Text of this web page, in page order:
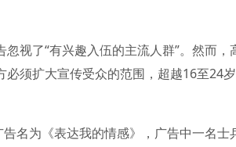
视了“有兴趣入伍的主流人群”。然而
须扩大宣传受众的范围，超越16至24
名为《表达我的情感》，广告中一名士